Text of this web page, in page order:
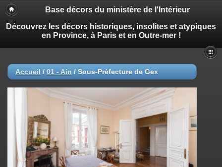
Base décors du ministère de l'Intérieur
Découvrez les décors historiques, insolites et atypiques
en Province, à Paris et en Outre-mer !
Accueil / 01 - Ain / Sous-Préfecture de Gex